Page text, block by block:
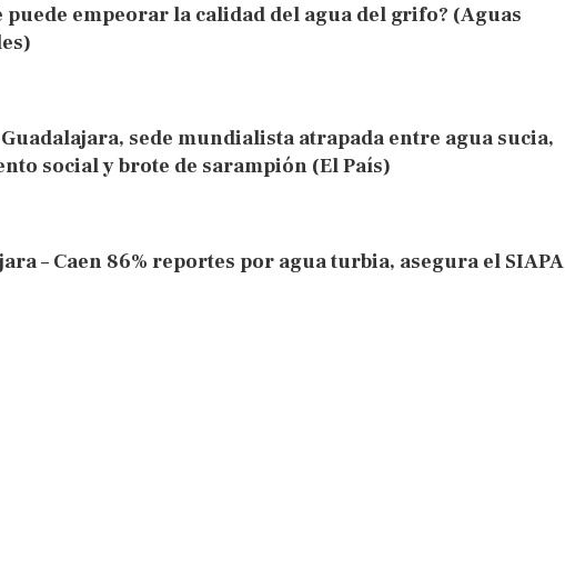
puede empeorar la calidad del agua del grifo? (Aguas
Guadalajara, sede mundialista atrapada entre agua sucia,
social y brote de sarampión (El País)
– Caen 86% reportes por agua turbia, asegura el SIAPA